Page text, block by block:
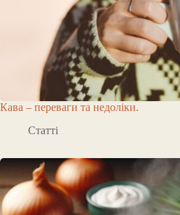
Кава – переваги та недоліки.
Статті